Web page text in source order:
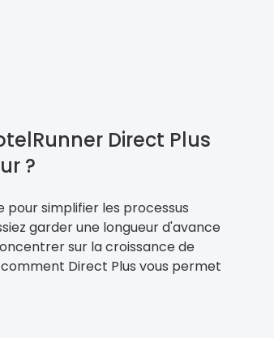
Direct Plus
?
simplifier les processus
garder une longueur d'avance
sur la croissance de
Direct Plus vous permet